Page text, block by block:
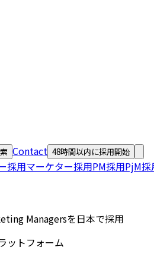
Contact 48時間以内に採用開始
採用マーケター採用PM採用PjM採
Managersを日本で採用
ットフォーム